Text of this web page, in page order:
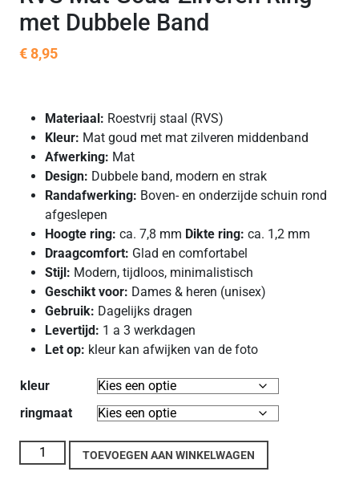
met Dubbele Band
€8,95
Materiaal: Roestvrij staal (RVS)
Kleur: Mat goud met mat zilveren middenband
Afwerking: Mat
Design: Dubbele band, modern en strak
Randafwerking: Boven- en onderzijde schuin rond
afgeslepen
Hoogte ring: ca. 7,8 mm Dikte ring: ca. 1,2 mm
Draagcomfort: Glad en comfortabel
Stijl: Modern, tijdloos, minimalistisch
Geschikt voor: Dames & heren (unisex)
Gebruik: Dagelijks dragen
Levertijd: 1 a 3 werkdagen
Let op: kleur kan afwijken van de foto
kleur
ringmaat
RVS Mat Goud-Zilveren Ring met Dubbele Band aantal
TOEVOEGEN AAN WINKELWAGEN